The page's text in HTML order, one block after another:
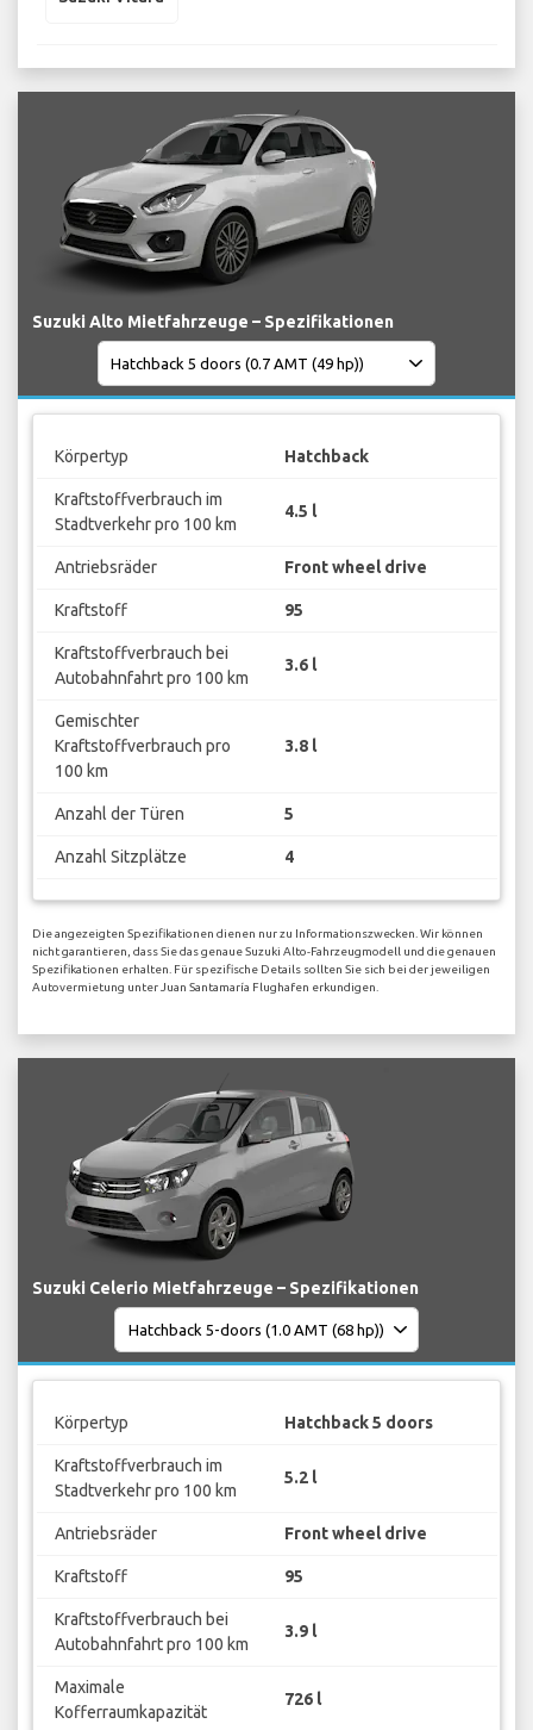
Suzuki Alto Mietfahrzeuge – Spezifikationen
Körpertyp Hatchback
Kraftstoffverbrauch im
Stadtverkehr pro 100 km
4.5 l
Antriebsräder Front wheel drive
Kraftstoff 95
Kraftstoffverbrauch bei
Autobahnfahrt pro 100 km
3.6 l
Gemischter
Kraftstoffverbrauch pro
100 km
3.8 l
Anzahl der Türen 5
Anzahl Sitzplätze 4
Die angezeigten Spezifikationen dienen nur zu Informationszwecken. Wir können
nicht garantieren, dass Sie das genaue Suzuki Alto-Fahrzeugmodell und die genauen
Spezifikationen erhalten. Für spezifische Details sollten Sie sich bei der jeweiligen
Autovermietung unter Juan Santamaría Flughafen erkundigen.
Suzuki Celerio Mietfahrzeuge – Spezifikationen
Körpertyp Hatchback 5 doors
Kraftstoffverbrauch im
Stadtverkehr pro 100 km
5.2 l
Antriebsräder Front wheel drive
Kraftstoff 95
Kraftstoffverbrauch bei
Autobahnfahrt pro 100 km
3.9 l
Maximale
Kofferraumkapazität
726 l